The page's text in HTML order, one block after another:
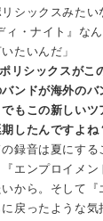
シックスみた
ィ・ナイト』な
たいんだ」
リシックスがこ
ンドが海外の
もこの新しい
したんですよね
の録音は夏にす
エンプロイメ
から。そして
戻ったような